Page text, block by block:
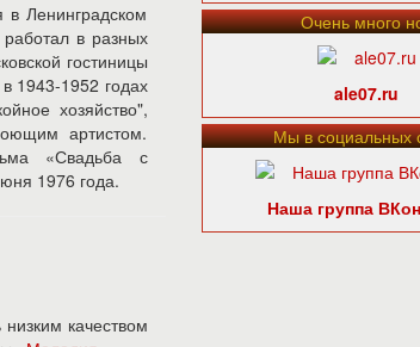
Ленинградском
в разных
гостиницы
1943-1952 годах
хозяйство",
артистом.
«Свадьба с
1976 года.
качеством
Очень много
ale07.ru
Мы в социальных
Наша группа